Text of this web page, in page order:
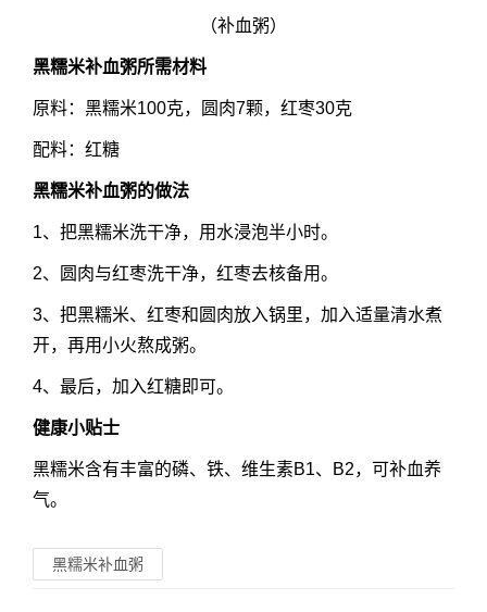
（补血粥）
黑糯米补血粥所需材料
原料：黑糯米100克，圆肉7颗，红枣30克
配料：红糖
黑糯米补血粥的做法
1、把黑糯米洗干净，用水浸泡半小时。
2、圆肉与红枣洗干净，红枣去核备用。
3、把黑糯米、红枣和圆肉放入锅里，加入适量清水煮
开，再用小火熬成粥。
4、最后，加入红糖即可。
健康小贴士
黑糯米含有丰富的磷、铁、维生素B1、B2，可补血养
气。
黑糯米补血粥